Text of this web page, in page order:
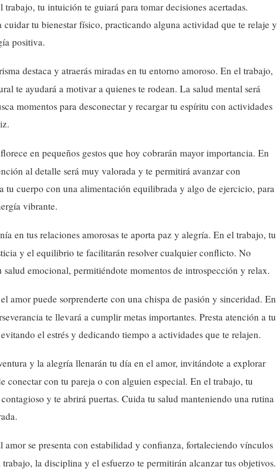
trabajo, tu intuición te guiará para tomar decisiones acertadas.
cuidar tu bienestar físico, practicando alguna actividad que te relaje y
positiva.
destaca y atraerás miradas en tu entorno amoroso. En el trabajo,
te ayudará a motivar a quienes te rodean. La salud mental será
momentos para desconectar y recargar tu espíritu con actividades
en pequeños gestos que hoy cobrarán mayor importancia. En
al detalle será muy valorada y te permitirá avanzar con
tu cuerpo con una alimentación equilibrada y algo de ejercicio, para
vibrante.
en tus relaciones amorosas te aporta paz y alegría. En el trabajo, tu
y el equilibrio te facilitarán resolver cualquier conflicto. No
salud emocional, permitiéndote momentos de introspección y relax.
amor puede sorprenderte con una chispa de pasión y sinceridad. En
te llevará a cumplir metas importantes. Presta atención a tu
el estrés y dedicando tiempo a actividades que te relajen.
y la alegría llenarán tu día en el amor, invitándote a explorar
conectar con tu pareja o con alguien especial. En el trabajo, tu
contagioso y te abrirá puertas. Cuida tu salud manteniendo una rutina
amor se presenta con estabilidad y confianza, fortaleciendo vínculos
trabajo, la disciplina y el esfuerzo te permitirán alcanzar tus objetivos.